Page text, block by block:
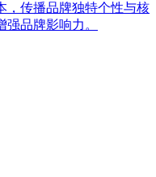
，传播品牌独特个性与核
品牌影响力。